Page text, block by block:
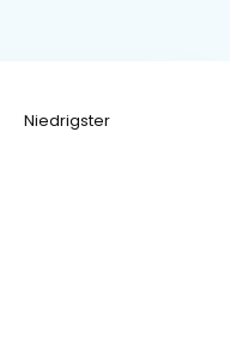
Niedrigster